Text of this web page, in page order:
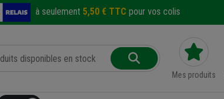
à seulement 5,50 € TTC pour vos colis
Mes produits